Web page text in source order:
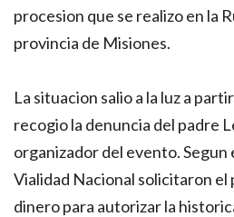
procesion que se realizo en la
provincia de Misiones.
La situacion salio a la luz a
recogio la denuncia del padre
organizador del evento. Segun
Vialidad Nacional solicitaron el
dinero para autorizar la